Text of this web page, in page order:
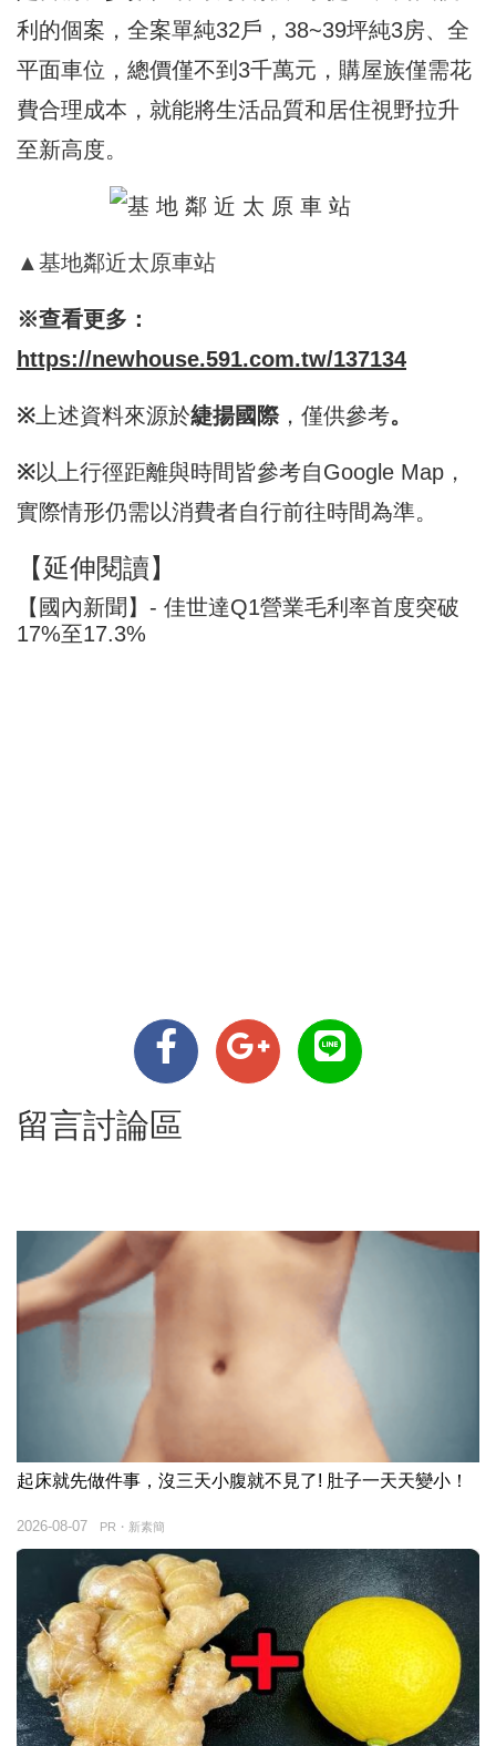
利的個案，全案單純32戶，38~39坪純3房、全
平面車位，總價僅不到3千萬元，購屋族僅需花
費合理成本，就能將生活品質和居住視野拉升
至新高度。
▲基地鄰近太原車站
※查看更多：
https://newhouse.591.com.tw/137134
※ 上述資料來源於緁揚國際，僅供參考。
※以上行徑距離與時間皆參考自Google Map，
實際情形仍需以消費者自行前往時間為準。
【延伸閱讀】
【國內新聞】- 佳世達Q1營業毛利率首度突破
17%至17.3%
留言討論區
起床就先做件事，沒三天小腹就不見了! 肚子一天天變小！
PR・新素簡
2026-08-07